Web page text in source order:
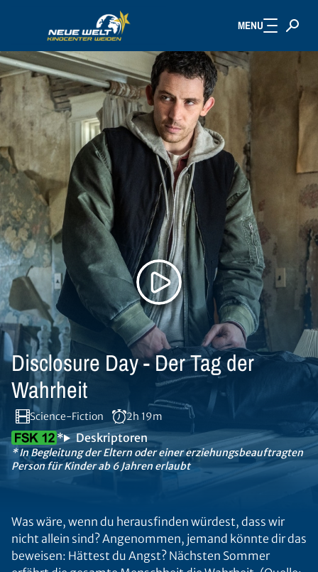
Zum Hauptinhalt springen MENU
Disclosure Day - Der Tag der
Wahrheit
Science-Fiction 2h 19m
* Deskriptoren
* In Begleitung der Eltern oder einer erziehungsbeauftragten
Person für Kinder ab 6 Jahren erlaubt
Was wäre, wenn du herausfinden würdest, dass wir
nicht allein sind? Angenommen, jemand könnte dir das
beweisen: Hättest du Angst? Nächsten Sommer